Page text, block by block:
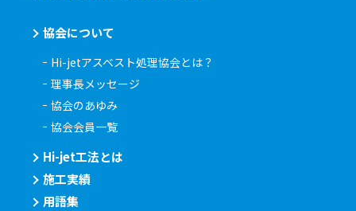
協会について
Hi-jetアスベスト処理協会とは？
理事長メッセージ
協会のあゆみ
協会会員一覧
Hi-jet工法とは
施工実績
用語集